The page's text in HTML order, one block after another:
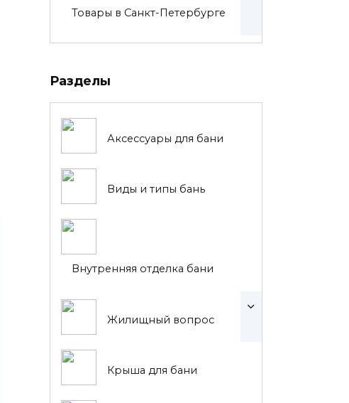
Товары в Санкт-Петербурге
Разделы
Аксессуары для бани
Виды и типы бань
Внутренняя отделка бани
Жилищный вопрос
Крыша для бани